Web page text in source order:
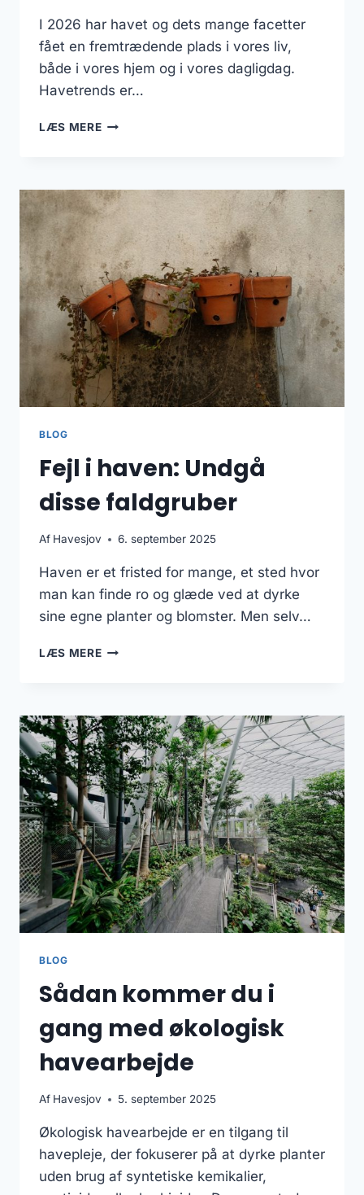
I 2026 har havet og dets mange facetter
fået en fremtrædende plads i vores liv,
både i vores hjem og i vores dagligdag.
Havetrends er…
LÆS MEREHAVETRENDS
TENDENSER
BLOG
Fejl i haven: Undgå
disse faldgruber
Af Havesjov 6. september 2025
Haven er et fristed for mange, et sted hvor
man kan finde ro og glæde ved at dyrke
sine egne planter og blomster. Men selv…
LÆS MEREFEJL
DISSE
FALDGRUBER
BLOG
Sådan kommer du i
gang med økologisk
havearbejde
Af Havesjov 5. september 2025
Økologisk havearbejde er en tilgang til
havepleje, der fokuserer på at dyrke planter
uden brug af syntetiske kemikalier,